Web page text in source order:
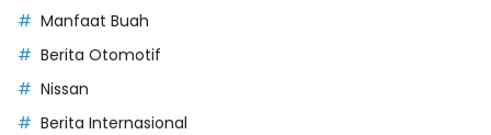
Manfaat Buah
Berita Otomotif
Nissan
Berita Internasional